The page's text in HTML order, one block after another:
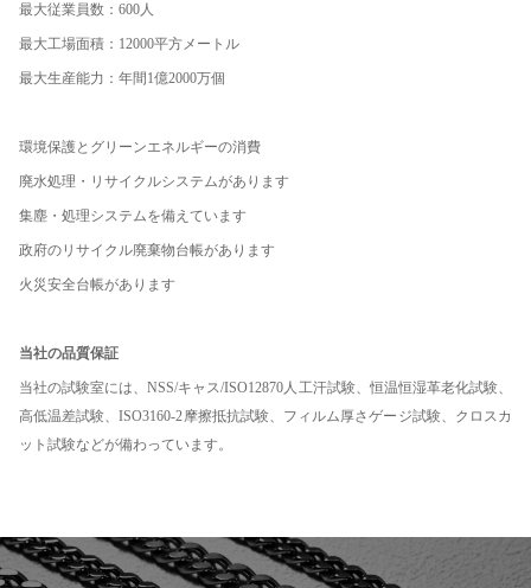
最大従業員数：600人
最大工場面積：12000平方メートル
最大生産能力：年間1億2000万個
環境保護とグリーンエネルギーの消費
廃水処理・リサイクルシステムがあります
集塵・処理システムを備えています
政府のリサイクル廃棄物台帳があります
火災安全台帳があります
当社の品質保証
当社の試験室には、NSS/キャス/ISO12870人工汗試験、恒温恒湿革老化試験、
高低温差試験、ISO3160-2摩擦抵抗試験、フィルム厚さゲージ試験、クロスカ
ット試験などが備わっています。